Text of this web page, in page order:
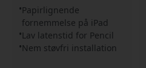
Papirlignende
fornemmelse på iPad
Lav latenstid for Pencil
Nem støvfri installation